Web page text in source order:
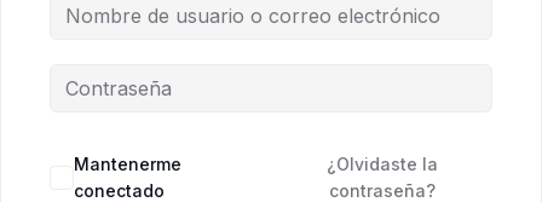
Mantenerme
conectado
¿Olvidaste la
contraseña?